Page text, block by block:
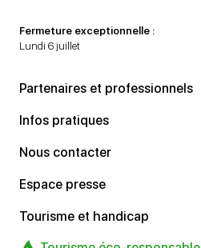
Fermeture exceptionnelle :
Lundi 6 juillet
Partenaires et professionnels
Infos pratiques
Nous contacter
Espace presse
Tourisme et handicap